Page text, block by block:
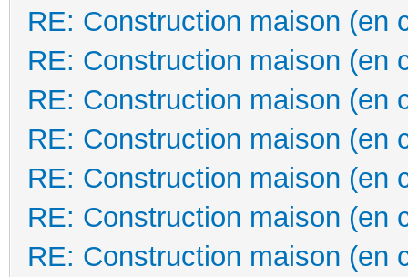
RE: Construction maison (en
RE: Construction maison (en
RE: Construction maison (en
RE: Construction maison (en
RE: Construction maison (en
RE: Construction maison (en
RE: Construction maison (en